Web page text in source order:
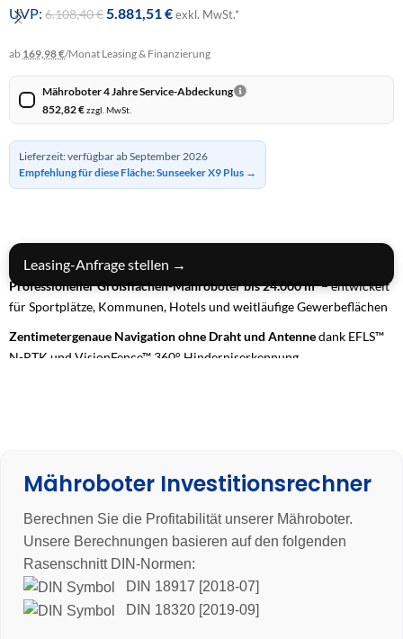
UVP: 6.108,40€ 5.881,51 €exkl. MwSt.*
ab 169,98 €/Monat Leasing & Finanzierung
Mähroboter 4 Jahre Service-Abdeckung
852,82€zzgl. MwSt.
Lieferzeit: verfügbar ab September 2026
Empfehlung für diese Fläche: Sunseeker X9 Plus →
Leasing-Anfrage stellen →
Professioneller Großflächen-Mähroboter bis 24.000 m²– entwickelt
für Sportplätze, Kommunen, Hotels und weitläufige Gewerbeflächen
Zentimetergenaue Navigation ohne Draht und Antennedank EFLS™
N-RTK und VisionFence™ 360° Hinderniserkennung
Anwendungen
Mähroboter Investitionsrechner
Berechnen Sie die Profitabilität unserer Mähroboter.
Unsere Berechnungen basieren auf den folgenden
Rasenschnitt DIN-Normen:
DIN 18917 [2018-07]
DIN 18320 [2019-09]